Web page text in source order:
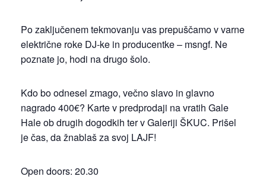
Po zaključenem tekmovanju vas prepuščamo v varne
električne roke DJ-ke in producentke – msngf. Ne
poznate jo, hodi na drugo šolo.
Kdo bo odnesel zmago, večno slavo in glavno
nagrado 400€? Karte v predprodaji na vratih Gale
Hale ob drugih dogodkih ter v Galeriji ŠKUC. Prišel
je čas, da žnablaš za svoj LAJF!
Open doors: 20.30